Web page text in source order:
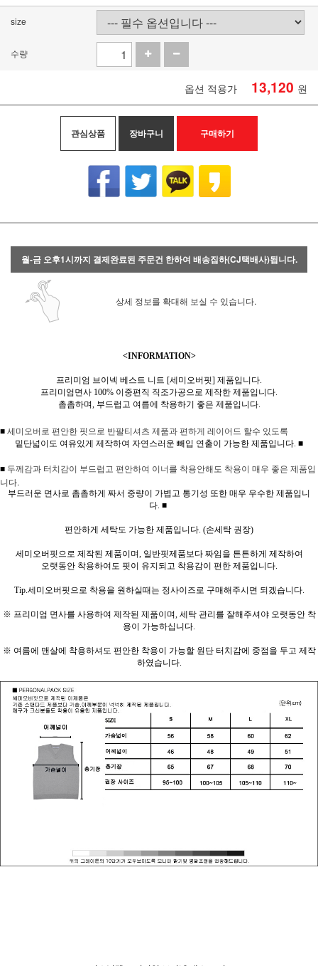
size
수량
옵션 적용가 13,120 원
관심상품 장바구니 구매하기
월-금 오후1시까지 결제완료된 주문건 한하여 배송집하(CJ택배사)됩니다.
상세 정보를 확대해 보실 수 있습니다.
<INFORMATION>
프리미엄 브이넥 베스트 니트 [세미오버핏] 제품입니다.
프리미엄면사 100% 이중편직 직조가공으로 제작한 제품입니다.
촘촘하며, 부드럽고 여름에 착용하기 좋은 제품입니다.
■ 세미오버로 편안한 핏으로 반팔티셔츠 제품과 편하게 레이어드 할수 있도록
밑단넓이도 여유있게 제작하여 자연스러운 빼입 연출이 가능한 제품입니다. ■
■ 두께감과 터치감이 부드럽고 편안하여 이너를 착용안해도 착용이 매우 좋은 제품입
니다.
부드러운 면사로 촘촘하게 짜서 중량이 가볍고 통기성 또한 매우 우수한 제품입니
다. ■
편안하게 세탁도 가능한 제품입니다. (손세탁 권장)
세미오버핏으로 제작된 제품이며, 일반핏제품보다 짜임을 튼튼하게 제작하여
오랫동안 착용하여도 핏이 유지되고 착용감이 편한 제품입니다.
Tip.세미오버핏으로 착용을 원하실때는 정사이즈로 구매해주시면 되겠습니다.
※ 프리미엄 면사를 사용하여 제작된 제품이며, 세탁 관리를 잘해주셔야 오랫동안 착
용이 가능하십니다.
※ 여름에 맨살에 착용하셔도 편안한 착용이 가능할 원단 터치감에 중점을 두고 제작
하였습니다.